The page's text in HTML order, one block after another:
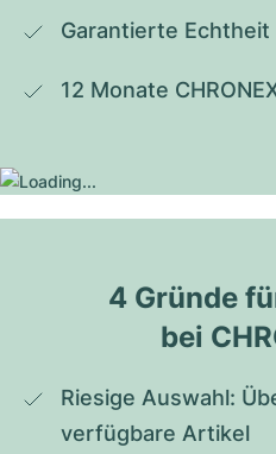
Garantierte Echtheit
12 Monate
4 Gründe
bei
Riesige Auswahl:
verfügbare Artikel